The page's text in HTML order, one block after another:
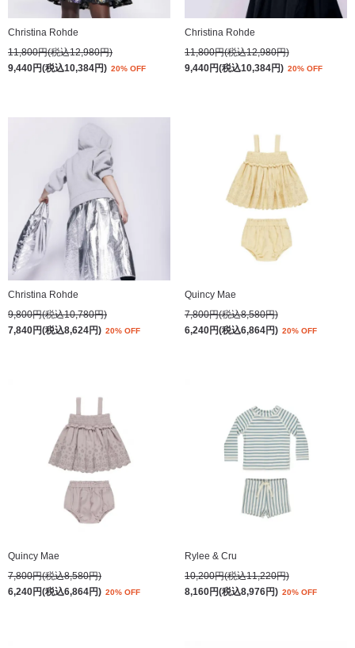
Christina Rohde
11,800円(税込12,980円)
9,440円(税込10,384円) 20% OFF
Christina Rohde
11,800円(税込12,980円)
9,440円(税込10,384円) 20% OFF
Christina Rohde
9,800円(税込10,780円)
7,840円(税込8,624円) 20% OFF
Quincy Mae
7,800円(税込8,580円)
6,240円(税込6,864円) 20% OFF
Quincy Mae
7,800円(税込8,580円)
6,240円(税込6,864円) 20% OFF
Rylee & Cru
10,200円(税込11,220円)
8,160円(税込8,976円) 20% OFF